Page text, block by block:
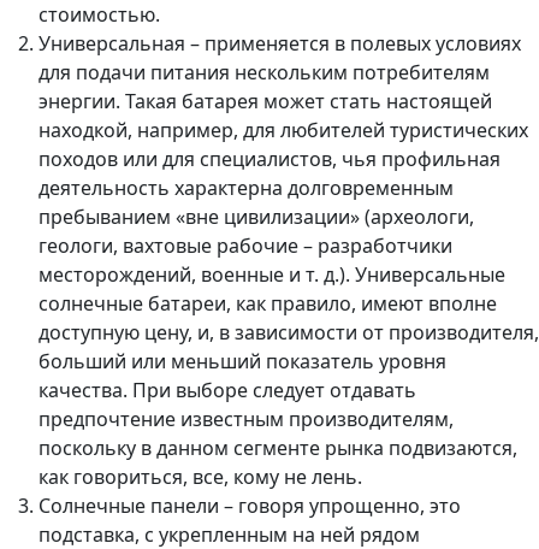
стоимостью.
Универсальная – применяется в полевых условиях
для подачи питания нескольким потребителям
энергии. Такая батарея может стать настоящей
находкой, например, для любителей туристических
походов или для специалистов, чья профильная
деятельность характерна долговременным
пребыванием «вне цивилизации» (археологи,
геологи, вахтовые рабочие – разработчики
месторождений, военные и т. д.). Универсальные
солнечные батареи, как правило, имеют вполне
доступную цену, и, в зависимости от производителя,
больший или меньший показатель уровня
качества. При выборе следует отдавать
предпочтение известным производителям,
поскольку в данном сегменте рынка подвизаются,
как говориться, все, кому не лень.
Солнечные панели – говоря упрощенно, это
подставка, с укрепленным на ней рядом